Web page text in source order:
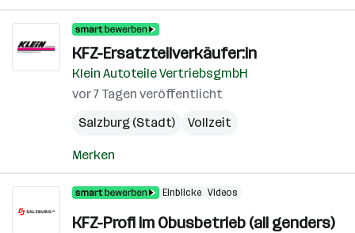
KFZ-Ersatzteilverkäufer:in
Klein Autoteile VertriebsgmbH
vor 7 Tagen veröffentlicht
Salzburg (Stadt)
Vollzeit
Merken
Einblicke Videos
KFZ-Profi im Obusbetrieb (all genders)